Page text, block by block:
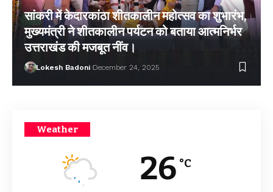
सांकरी में केदारकांठा शीतकालीन महोत्सव का शुभारंभ,
मुख्यमंत्री ने शीतकालीन पर्यटन को बताया आत्मनिर्भर
उत्तराखंड की मजबूत नींव।
Lokesh Badoni December 24, 2025
Weather
26 °C